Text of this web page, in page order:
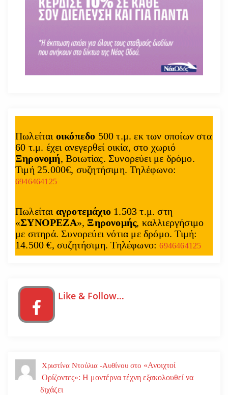
Πωλείται οικόπεδο 500 τ.μ. εκ των οποίων στα
60 τ.μ. έχει ανεγερθεί οικία, στο χωριό
Ξηρονομή, Βοιωτίας. Συνορεύει με δρόμο.
Τιμή 25.000€, συζητήσιμη. Τηλέφωνο:
6946464125
Πωλείται αγροτεμάχιο 1.503 τ.μ. στη
«ΣΥΝΟΡΕΖΑ», Ξηρονομής, καλλιεργήσιμο
με σιτηρά. Συνορεύει νότια με δρόμο. Τιμή:
14.500 €, συζητήσιμη. Τηλέφωνο:6946464125
Like & Follow…
Χριστίνα Ντούλια -Αυθίνου στο «Ανοιχτοί
Ορίζοντες»: Η μοντέρνα τέχνη εξακολουθεί να
διχάζει